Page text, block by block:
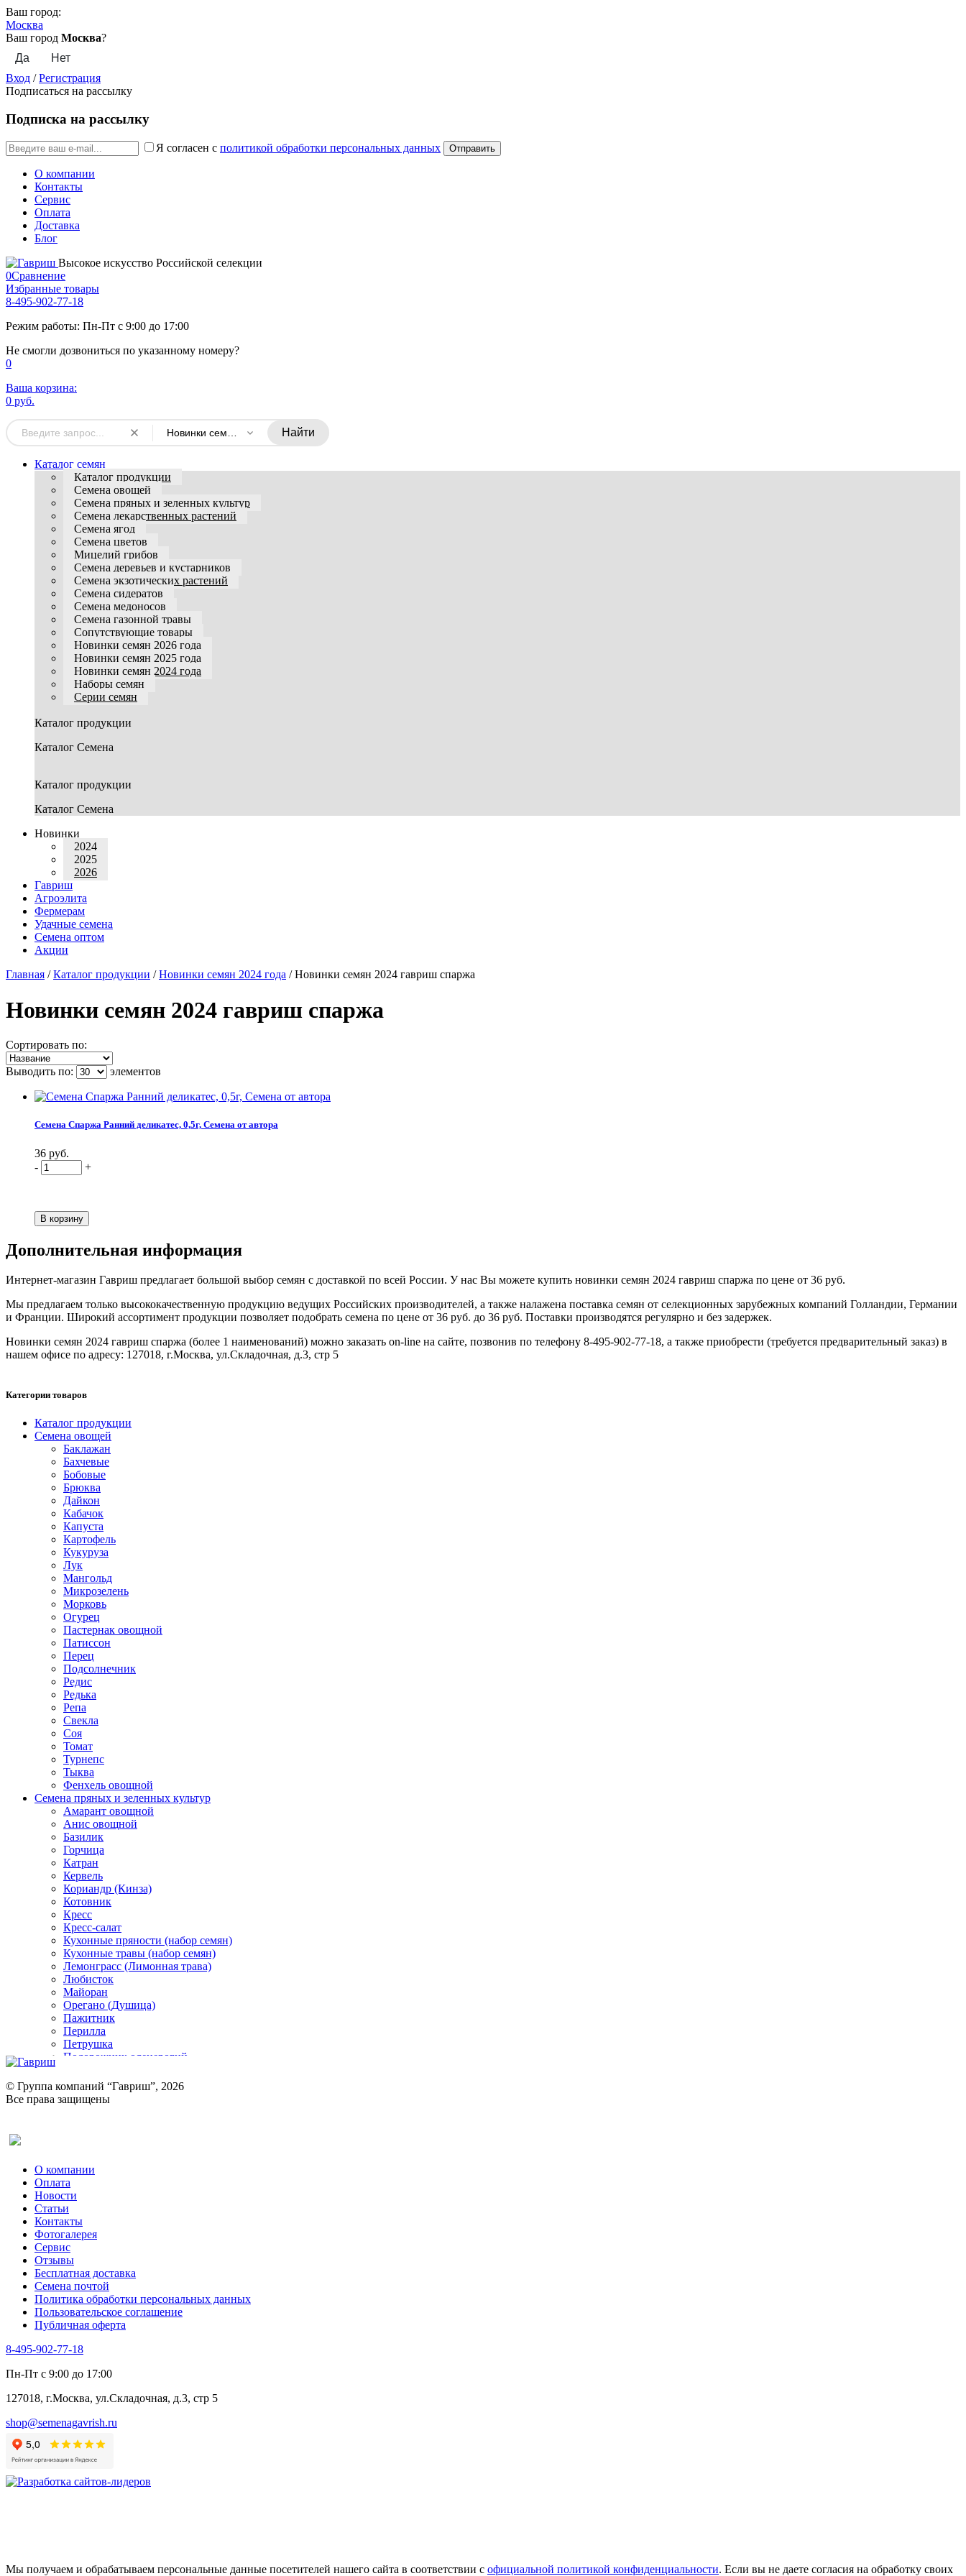
Ваш город:
Москва
Ваш город Москва?
Вход /Регистрация
Подписаться на рассылку
Подписка на рассылку
Я согласен с политикой обработки персональных данных
О компании
Контакты
Сервис
Оплата
Доставка
Блог
Высокое искусство Российской селекции
0Сравнение
Избранные товары
8-495-902-77-18
Режим работы: Пн-Пт с 9:00 до 17:00
Не смогли дозвониться по указанному номеру?
0
Ваша корзина:
0 руб.
Новинки семян 2024 года Найти
Каталог семян
Каталог продукции
Семена овощей
Семена пряных и зеленных культур
Семена лекарственных растений
Семена ягод
Семена цветов
Мицелий грибов
Семена деревьев и кустарников
Семена экзотических растений
Семена сидератов
Семена медоносов
Семена газонной травы
Сопутствующие товары
Новинки семян 2026 года
Новинки семян 2025 года
Новинки семян 2024 года
Наборы семян
Серии семян
Каталог продукции
Каталог Семена
Каталог продукции
Каталог Семена
Новинки
2024
2025
2026
Гавриш
Агроэлита
Фермерам
Удачные семена
Семена оптом
Акции
Главная /Каталог продукции /Новинки семян 2024 года /Новинки семян 2024 гавриш спаржа
Новинки семян 2024 гавриш спаржа
Сортировать по:
Выводить по: элементов
Семена Спаржа Ранний деликатес, 0,5г, Семена от автора
36 руб.
-
+
Дополнительная информация
Интернет-магазин Гавриш предлагает большой выбор семян с доставкой по всей России. У нас Вы можете купить новинки семян 2024 гавриш спаржа по цене от 36 руб.
Мы предлагаем только высококачественную продукцию ведущих Российских производителей, а также налажена поставка семян от селекционных зарубежных компаний Голландии, Германии
и Франции. Широкий ассортимент продукции позволяет подобрать семена по цене от 36 руб. до 36 руб. Поставки производятся регулярно и без задержек.
Новинки семян 2024 гавриш спаржа (более 1 наименований) можно заказать on-line на сайте, позвонив по телефону 8-495-902-77-18, а также приобрести (требуется предварительный заказ) в
нашем офисе по адресу: 127018, г.Москва, ул.Складочная, д.3, стр 5
Категории товаров
Каталог продукции
Семена овощей
Баклажан
Бахчевые
Бобовые
Брюква
Дайкон
Кабачок
Капуста
Картофель
Кукуруза
Лук
Мангольд
Микрозелень
Морковь
Огурец
Пастернак овощной
Патиссон
Перец
Подсолнечник
Редис
Редька
Репа
Свекла
Соя
Томат
Турнепс
Тыква
Фенхель овощной
Семена пряных и зеленных культур
Амарант овощной
Анис овощной
Базилик
Горчица
Катран
Кервель
Кориандр (Кинза)
Котовник
Кресс
Кресс-салат
Кухонные пряности (набор семян)
Кухонные травы (набор семян)
Лемонграсс (Лимонная трава)
Любисток
Майоран
Орегано (Душица)
Пажитник
Перилла
Петрушка
Подорожник оленерогий
Ревень
Рукола
Рута
Тмин
Трава для чая
Туласи
Укроп
Фенхель пряный
Хризантема овощная
Цикорий пряный
Цикорий салатный (Витлуф)
Черемша
Шпинат
Щавель
Эндивий
Эстрагон
Алтей
Анис
Бессмертник
Валериана
Валерианелла
Гибискус лекарственный
Девясил
Душица
Змееголовник
© Группа компаний “Гавриш”, 2026
Все права защищены
О компании
Оплата
Новости
Статьи
Контакты
Фотогалерея​
Сервис
Отзывы
Бесплатная доставка
Семена почтой
Политика обработки персональных данных
Пользовательское соглашение
Публичная оферта
8-495-902-77-18
Пн-Пт с 9:00 до 17:00
127018, г.Москва, ул.Складочная, д.3, стр 5
shop@semenagavrish.ru
Мы получаем и обрабатываем персональные данные посетителей нашего сайта в соответствии с официальной политикой конфиденциальности. Если вы не даете согласия на обработку своих